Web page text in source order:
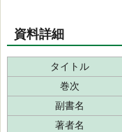
資料詳細
タイトル
巻次
副書名
著者名